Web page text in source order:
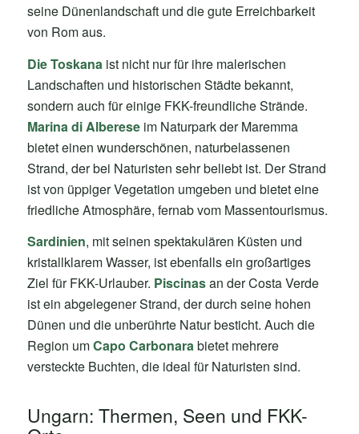
seine Dünenlandschaft und die gute Erreichbarkeit
von Rom aus.
Die Toskanaist nicht nur für ihre malerischen
Landschaften und historischen Städte bekannt,
sondern auch für einige FKK-freundliche Strände.
Marina di Albereseim Naturpark der Maremma
bietet einen wunderschönen, naturbelassenen
Strand, der bei Naturisten sehr beliebt ist. Der Strand
ist von üppiger Vegetation umgeben und bietet eine
friedliche Atmosphäre, fernab vom Massentourismus.
Sardinien, mit seinen spektakulären Küsten und
kristallklarem Wasser, ist ebenfalls ein großartiges
Ziel für FKK-Urlauber. Piscinasan der Costa Verde
ist ein abgelegener Strand, der durch seine hohen
Dünen und die unberührte Natur besticht. Auch die
Region umCapo Carbonarabietet mehrere
versteckte Buchten, die ideal für Naturisten sind.
Ungarn: Thermen, Seen und FKK-